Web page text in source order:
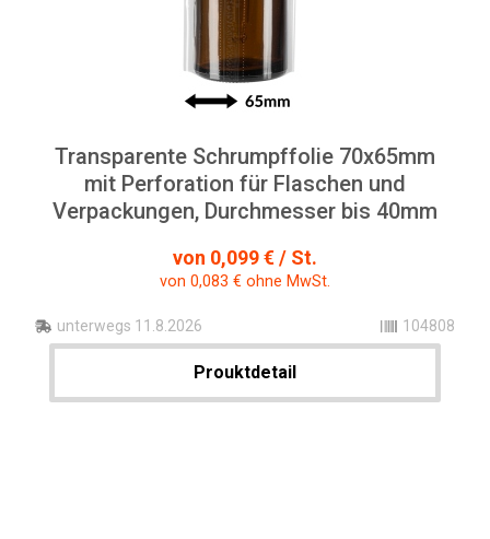
Transparente Schrumpffolie 70x65mm
mit Perforation für Flaschen und
Verpackungen, Durchmesser bis 40mm
von 0,099 € / St.
von 0,083 € ohne MwSt.
unterwegs 11.8.2026 104808
Prouktdetail